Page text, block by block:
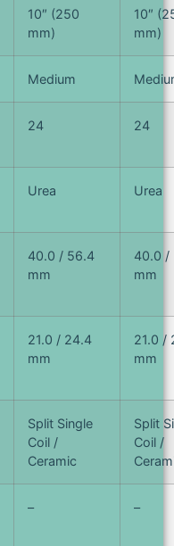
10″ (250
mm)
10″
mm)
Medium
24 24
Urea Urea
40.0 / 56.4
mm
40.0 /
mm
21.0 / 24.4
mm
21.0 /
mm
Split Single
Coil /
Ceramic
Split
Coil /
– –